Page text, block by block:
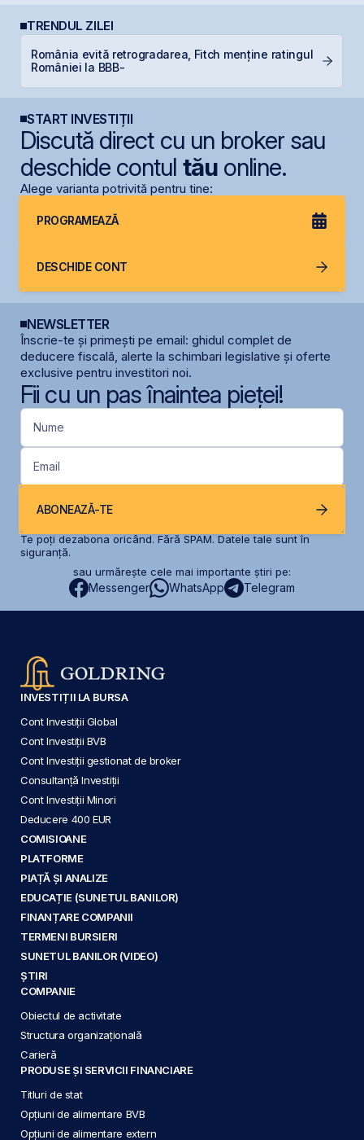
TRENDUL ZILEI
România evită retrogradarea, Fitch menține ratingul
României la BBB-
START INVESTIȚII
Discută direct cu un broker sau
deschide contul tăuonline.
Alege varianta potrivită pentru tine:
PROGRAMEAZĂ
DESCHIDE CONT
NEWSLETTER
Înscrie-te și primești pe email: ghidul complet de
deducere fiscală, alerte la schimbari legislative și oferte
exclusive pentru investitori noi.
Fii cu un pas înaintea pieței!
Nume
Email
ABONEAZĂ-TE
Te poți dezabona oricând. Fără SPAM. Datele tale sunt în
siguranță.
sau urmărește cele mai importante știri pe:
Messenger WhatsApp Telegram
INVESTIȚII LA BURSA
Cont Investiții Global
Cont Investiții BVB
Cont Investiții gestionat de broker
Consultanță Investiții
Cont Investiții Minori
Deducere 400 EUR
COMISIOANE
PLATFORME
PIAȚĂ ȘI ANALIZE
EDUCAȚIE (SUNETUL BANILOR)
FINANȚARE COMPANII
TERMENI BURSIERI
SUNETUL BANILOR (VIDEO)
ȘTIRI
COMPANIE
Obiectul de activitate
Structura organizațională
Carieră
PRODUSE ȘI SERVICII FINANCIARE
Titluri de stat
Opțiuni de alimentare BVB
Opțiuni de alimentare extern